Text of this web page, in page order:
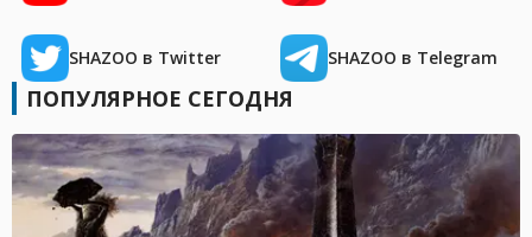
SHAZOO в Twitter SHAZOO в Telegram
ПОПУЛЯРНОЕ СЕГОДНЯ